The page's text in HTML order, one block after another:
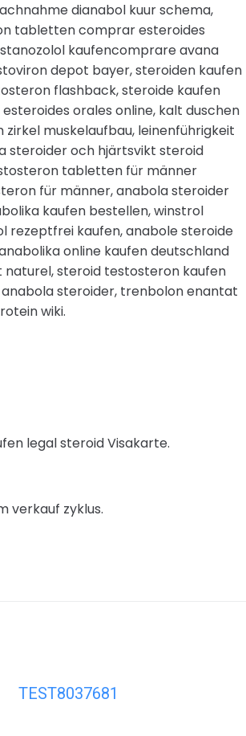
dianabol kuur schema,
tabletten comprar esteroides
kaufencomprare avana
depot bayer, steroiden kaufen
flashback, steroide kaufen
orales online, kalt duschen
muskelaufbau, leinenführigkeit
steroider och hjärtsvikt steroid
tabletten für männer
für männer, anabola steroider
kaufen bestellen, winstrol
rezeptfrei kaufen, anabole steroide
online kaufen deutschland
steroid testosteron kaufen
steroider, trenbolon enantat
wiki.
legal steroid Visakarte.
verkauf zyklus.
TEST8037681